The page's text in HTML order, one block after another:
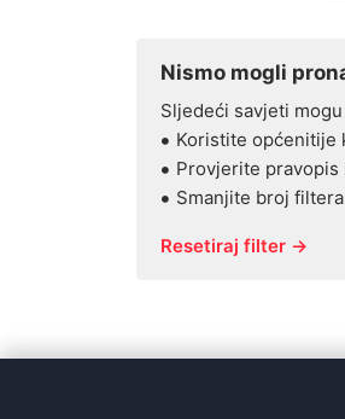
Nismo mogli
Sljedeći savjeti
Koristite općenitije
Provjerite pravopis
Smanjite broj filtera
Resetiraj filter →